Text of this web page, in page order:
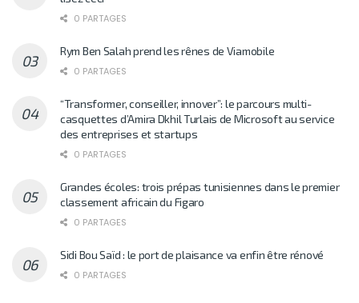
0 PARTAGES
Rym Ben Salah prend les rênes de Viamobile
0 PARTAGES
“Transformer, conseiller, innover”: le parcours multi-
casquettes d’Amira Dkhil Turlais de Microsoft au service
des entreprises et startups
0 PARTAGES
Grandes écoles: trois prépas tunisiennes dans le premier
classement africain du Figaro
0 PARTAGES
Sidi Bou Saïd : le port de plaisance va enfin être rénové
0 PARTAGES